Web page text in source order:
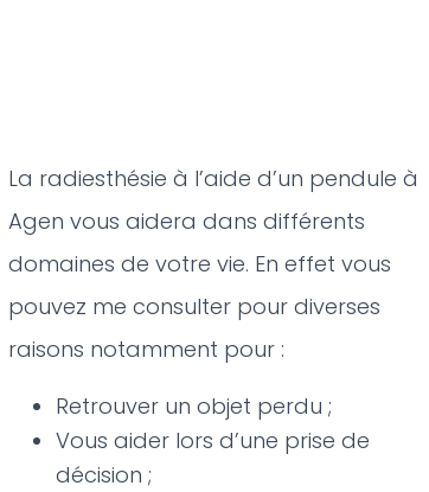
La radiesthésie à l’aide d’un pendule à
Agen vous aidera dans différents
domaines de votre vie. En effet vous
pouvez me consulter pour diverses
raisons notamment pour :
Retrouver un objet perdu ;
Vous aider lors d’une prise de
décision ;